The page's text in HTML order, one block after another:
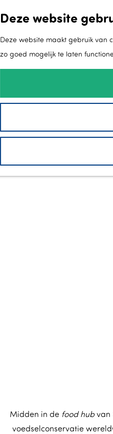
Deze website
Deze website maakt gebruik van
zo goed mogelijk te laten
Midden in de food hub van
voedselconservatie